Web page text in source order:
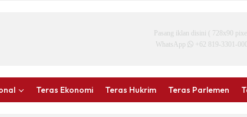
Pasang iklan disini ( 728x90
WhatsApp
+62 819-3301-
Teras Ekonomi Teras Hukrim Teras Parlemen